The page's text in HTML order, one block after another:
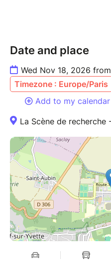
Date and place
Wed Nov 18, 2026
Timezone : Europe/Paris
Add to my calendar
La Scène de recherche